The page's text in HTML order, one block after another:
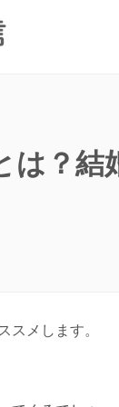
は？結
スメします。